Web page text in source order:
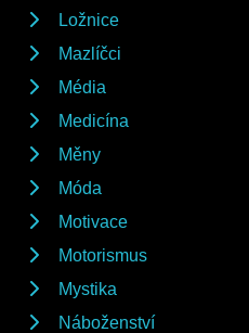
Ložnice
Mazlíčci
Média
Medicína
Měny
Móda
Motivace
Motorismus
Mystika
Náboženství